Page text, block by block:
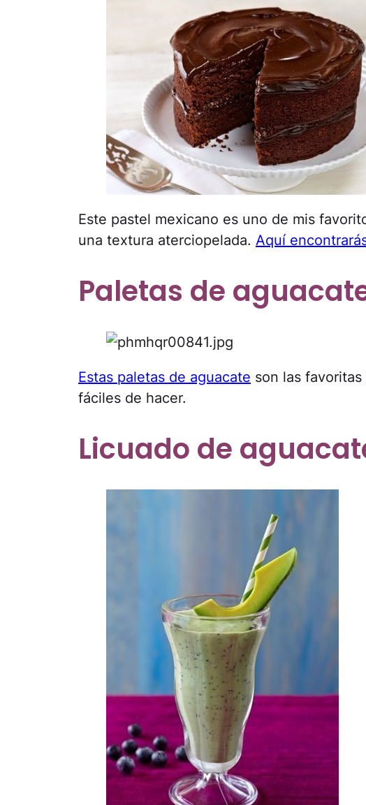
Este pastel mexicano es uno de mis
una textura aterciopelada. Aquí
Paletas de
Estas paletas de aguacate son las
fáciles de hacer.
Licuado de